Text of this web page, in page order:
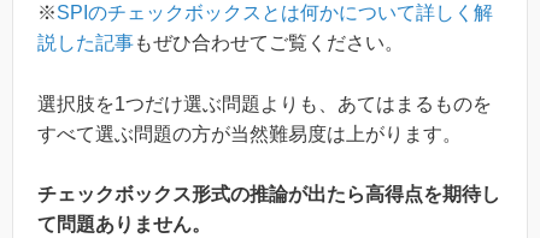
※SPIのチェックボックスとは何かについて詳しく解
説した記事もぜひ合わせてご覧ください。
選択肢を1つだけ選ぶ問題よりも、あてはまるものを
すべて選ぶ問題の方が当然難易度は上がります。
チェックボックス形式の推論が出たら高得点を期待し
て問題ありません。